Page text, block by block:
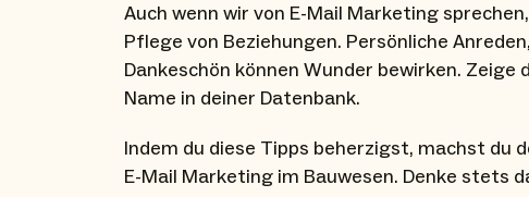
Auch wenn wir von E-Mail Marketing
Pflege von Beziehungen. Persönliche
Dankeschön können Wunder bewirken. Zeige
Name in deiner Datenbank.
Indem du diese Tipps beherzigst, machst du
E-Mail Marketing im Bauwesen. Denke stets